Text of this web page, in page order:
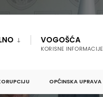
VOGOŠĆA
KORISNE INFORMACIJE
OPĆINSKA UPRAVA